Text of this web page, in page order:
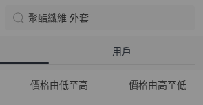
聚酯纖維 外套
用戶
價格由低至高 價格由高至低